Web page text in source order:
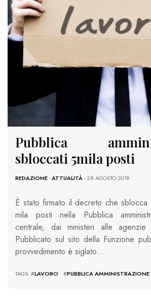
Pubblica
sbloccati 5mila posti
REDAZIONE-ATTUALITÀ- 28 AGOSTO 2019
È stato firmato il decreto che sblocca
mila posti nella Pubblica
centrale, dai ministeri alle agenzie
Pubblicato sul sito della Funzione
provvedimento è siglato…
TAGS: #LAVORO #PUBBLICA AMMINISTRAZIONE